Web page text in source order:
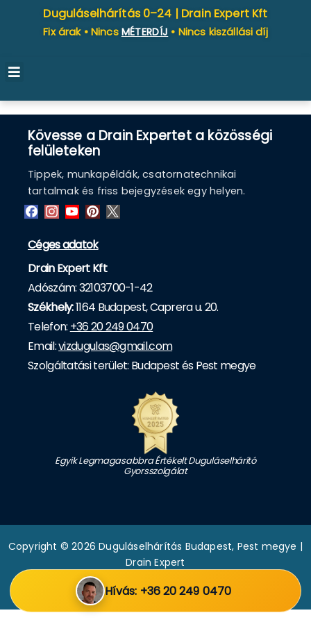
Duguláselhárítás 0–24 | Drain Expert Kft
Fix árak • Nincs MÉTERDÍJ • Nincs kiszállási díj
Hívás: +36 20 249 0470
Kövesse a Drain Expertet a közösségi
felületeken
Tippek, munkapéldák, csatornatechnikai
tartalmak és friss bejegyzések egy helyen.
Céges adatok
Drain Expert Kft
Adószám: 32103700-1-42
Székhely:1164 Budapest, Caprera u. 20.
Telefon: +36 20 249 0470
Email:vizdugulas@gmail.com
Szolgáltatási terület: Budapest és Pest megye
Egyik Legmagasabbra Értékelt Duguláselhárító
Gyorsszolgálat
Copyright © 2026 Duguláselhárítás Budapest, Pest megye |
Drain Expert
|Adatkezelési tájékoztató
Weboldalt készítette: Batuska Csaba